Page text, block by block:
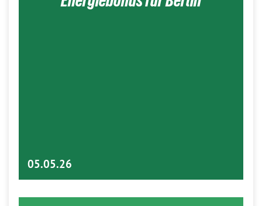
05.05.26